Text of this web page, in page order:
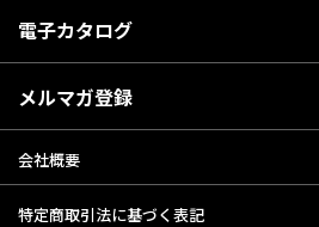
電子カタログ
メルマガ登録
会社概要
特定商取引法に基づく表記